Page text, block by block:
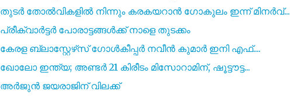
തുടർ തോൽവികളിൽ നിന്നും കരകയറാൻ ഗോകുലം ഇന്ന് മിനർവ്...
പ്രീക്വാർട്ടർ പോരാട്ടങ്ങൾക്ക് നാളെ തുടക്കം
കേരള ബ്ലാസ്റ്റേഴ്‌സ് ഗോൾകീപ്പർ നവീൻ കുമാർ ഇനി എഫ്....
ഖോലോ ഇന്ത്യ; അണ്ടർ 21 കിരീടം മിസോറാമിന്, ഷൂട്ടൗട്ട...
അർജുൻ ജയരാജിന്‌ വിലക്ക്